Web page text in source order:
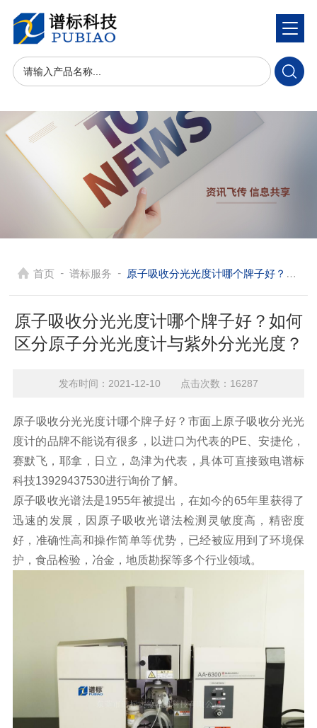
首页 - 谱标服务 - 原子吸收分光光度计哪个牌子好？如何区分原子分光光度计与紫外分光光度？
原子吸收分光光度计哪个牌子好？如何
区分原子分光光度计与紫外分光光度？
发布时间：2021-12-10 点击次数：16287
原子吸收分光光度计哪个牌子好？市面上原子吸收分光光
度计的品牌不能说有很多，以进口为代表的PE 、安捷伦，
赛默飞，耶拿，日立，岛津为代表，具体可直接致电谱标
科技13929437530进行询价了解。
原子吸收光谱法是1955年被提出，在如今的65年里获得了
迅速的发展，因原子吸收光谱法检测灵敏度高，精密度
好，准确性高和操作简单等优势，已经被应用到了环境保
护，食品检验，冶金，地质勘探等多个行业领域。